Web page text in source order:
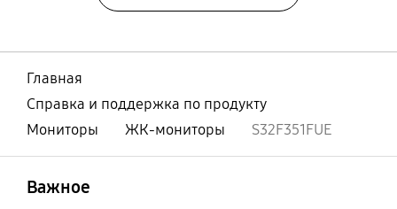
Главная
Справка и поддержка по продукту
Мониторы
ЖК-мониторы S32F351FUE
Важное